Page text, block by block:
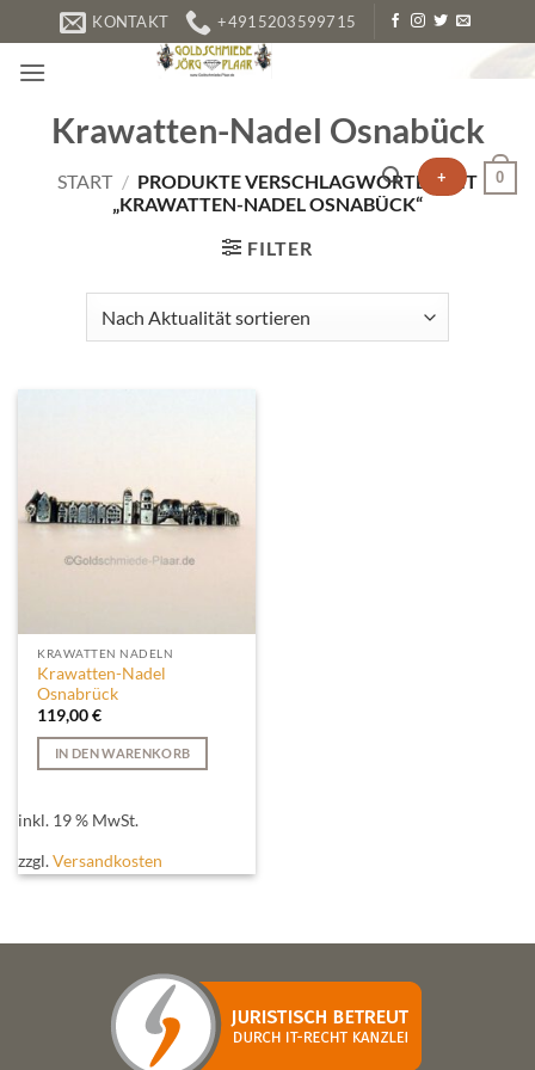
Inhalt
springen
KONTAKT +4915203599715
+ 0
Krawatten-Nadel Osnabück
START / PRODUKTE VERSCHLAGWORTET MIT
„KRAWATTEN-NADEL OSNABÜCK“
FILTER
KRAWATTEN NADELN
Krawatten-Nadel
Osnabrück
119,00€
IN DEN WARENKORB
inkl. 19 % MwSt.
zzgl.Versandkosten